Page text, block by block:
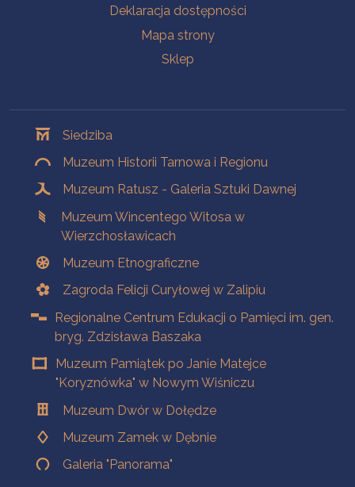
Deklaracja dostępności
Mapa strony
Sklep
Siedziba
Muzeum Historii Tarnowa i Regionu
Muzeum Ratusz - Galeria Sztuki Dawnej
Muzeum Wincentego Witosa w
Wierzchosławicach
Muzeum Etnograficzne
Zagroda Felicji Curyłowej w Zalipiu
Regionalne Centrum Edukacji o Pamięci im. gen.
bryg. Zdzisława Baszaka
Muzeum Pamiątek po Janie Matejce
"Koryznówka" w Nowym Wiśniczu
Muzeum Dwór w Dołędze
Muzeum Zamek w Dębnie
Galeria "Panorama"